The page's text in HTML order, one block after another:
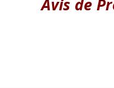
Avis de